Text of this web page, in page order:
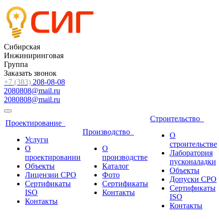
Сибирская
Инжиниринговая
Группа
Заказать звонок
+7 (383) 208-08-08
2080808@mail.ru
2080808@mail.ru
Проектирование
Услуги
О
проектировании
Объекты
Лицензии СРО
Сертификаты
ISO
Контакты
Производство
О
производстве
Каталог
Фото
Сертификаты
Контакты
Строительство
О
строительстве
Лаборатория
пусконаладки
Объекты
Допуски СРО
Сертификаты
ISO
Контакты